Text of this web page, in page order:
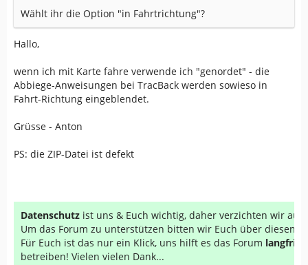
Wählt ihr die Option "in Fahrtrichtung"?
Hallo,
wenn ich mit Karte fahre verwende ich "genordet" - die
Abbiege-Anweisungen bei TracBack werden sowieso in
Fahrt-Richtung eingeblendet.
Grüsse - Anton
PS: die ZIP-Datei ist defekt
Datenschutz ist uns & Euch wichtig, daher verzichten wir auf
Um das Forum zu unterstützen bitten wir Euch über diesen
Für Euch ist das nur ein Klick, uns hilft es das Forum
betreiben! Vielen vielen Dank...